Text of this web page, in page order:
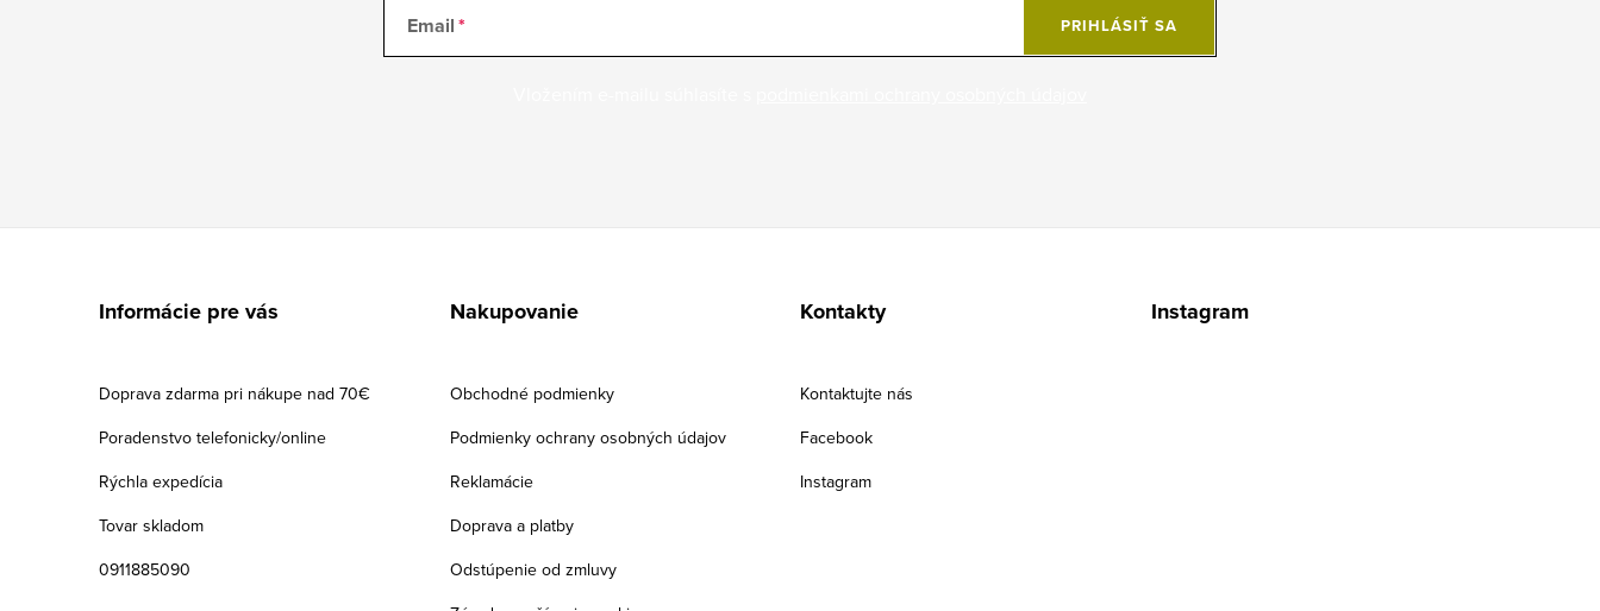
Email PRIHLÁSIŤ SA
Informácie pre vás
Doprava zdarma pri nákupe nad 70€
Poradenstvo telefonicky/online
Rýchla expedícia
Tovar skladom
0911885090
Nakupovanie
Obchodné podmienky
Podmienky ochrany osobných údajov
Reklamácie
Doprava a platby
Odstúpenie od zmluvy
Kontakty
Kontaktujte nás
Facebook
Instagram
Instagram